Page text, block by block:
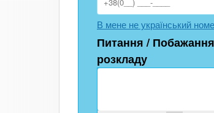
В мене не український
Питання /
розкладу